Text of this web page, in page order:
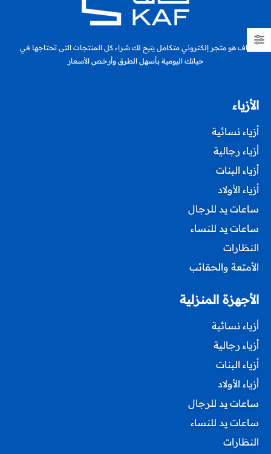
كاف هو متجر إلكتروني متكامل يتيح لك شراء كل المنتجات التى تحتاجها في
حياتك اليومية بأسهل الطرق وأرخص الأسعار
الأزياء
أزياء نسائية
أزياء رجالية
أزياء البنات
أزياء الأولاد
ساعات يد للرجال
ساعات يد للنساء
النظارات
الأمتعة والحقائب
الأجهزة المنزلية
أزياء نسائية
أزياء رجالية
أزياء البنات
أزياء الأولاد
ساعات يد للرجال
ساعات يد للنساء
النظارات